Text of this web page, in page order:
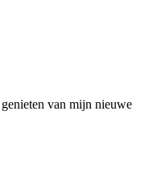
van mijn nieuwe